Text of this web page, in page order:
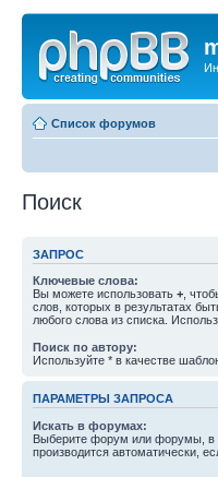
Список форумов
Поиск
ЗАПРОС
Ключевые слова:
Вы можете использовать + ,
слов, которых в результатах
любого слова из списка.
Поиск по автору:
Используйте * в качестве
ПАРАМЕТРЫ ЗАПРОСА
Искать в форумах:
Выберите форум или форумы, в
производится автоматически,